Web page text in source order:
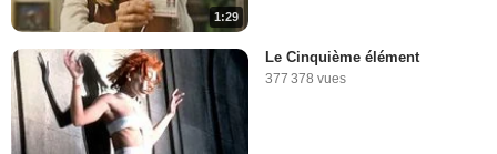
1:29
Le Cinquième élément
377 378 vues